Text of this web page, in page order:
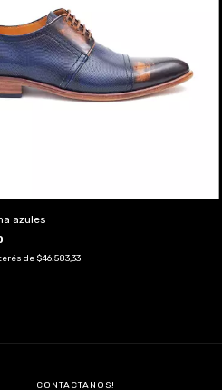
azules
de $46.583,33
CONTACTANOS!